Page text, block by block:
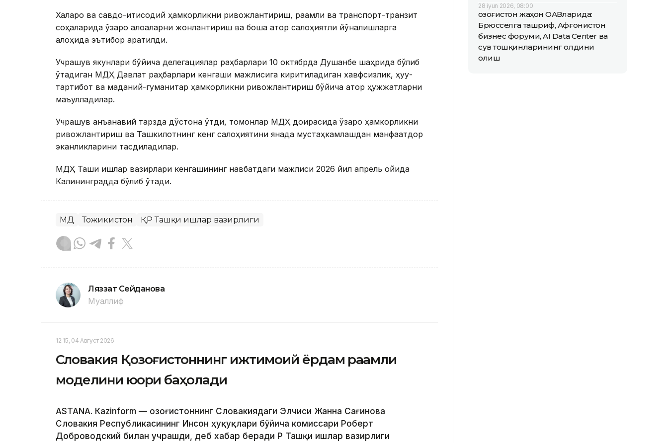
Халқаро ва савдо-иқтисодий ҳамкорликни ривожлантириш, рақамли ва транспорт-транзит
соҳаларида ўзаро алоқаларни жонлантириш ва бошқа қатор салоҳиятли йўналишларга
алоҳида эътибор қаратилди.
Учрашув якунлари бўйича делегациялар раҳбарлари 10 октябрда Душанбе шаҳрида бўлиб
ўтадиган МДҲ Давлат раҳбарлари кенгаши мажлисига киритиладиган хавфсизлик, ҳуқуқ-
тартибот ва маданий-гуманитар ҳамкорликни ривожлантириш бўйича қатор ҳужжатларни
маъқулладилар.
Учрашув анъанавий тарзда дўстона ўтди, томонлар МДҲ доирасида ўзаро ҳамкорликни
ривожлантириш ва Ташкилотнинг кенг салоҳиятини янада мустаҳкамлашдан манфаатдор
эканликларини тасдиқладилар.
МДҲ Ташқи ишлар вазирлари кенгашининг навбатдаги мажлиси 2026 йил апрель ойида
Калининградда бўлиб ўтади.
МДҲ Тожикистон ҚР Ташқи ишлар вазирлиги
Ляззат Сейданова
Муаллиф
12:15, 04 Август 2026
Словакия Қозоғистоннинг ижтимоий ёрдам рақамли
моделини юқори баҳолади
ASTANА. Кazinform — Қозоғистоннинг Словакиядаги Элчиси Жанна Сағинова
Словакия Республикасининг Инсон ҳуқуқлари бўйича комиссари Роберт
Доброводский билан учрашди, деб хабар беради ҚР Ташқи ишлар вазирлиги
28 iyun 2026, 08:00
Қозоғистон жаҳон ОАВларида:
Брюсселга ташриф, Афғонистон
бизнес форуми, AI Data Center ва
сув тошқинларининг олдини
олиш